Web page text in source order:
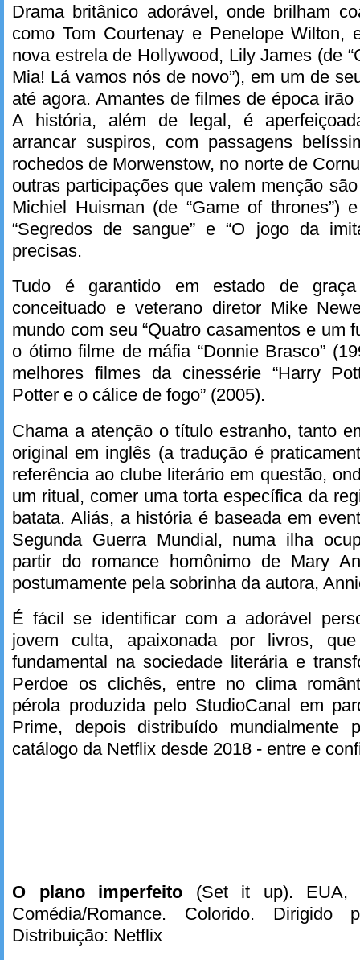
Drama britânico adorável, onde brilham
como Tom Courtenay e Penelope Wilton,
nova estrela de Hollywood, Lily James (de
Mia! Lá vamos nós de novo”), em um de
até agora. Amantes de filmes de época
A história, além de legal, é
arrancar suspiros, com passagens
rochedos de Morwenstow, no norte de
outras participações que valem menção
Michiel Huisman (de “Game of thrones”)
“Segredos de sangue” e “O jogo da
precisas.
Tudo é garantido em estado de
conceituado e veterano diretor Mike
mundo com seu “Quatro casamentos e um
o ótimo filme de máfia “Donnie Brasco”
melhores filmes da cinessérie “Harry
Potter e o cálice de fogo” (2005).
Chama a atenção o título estranho, tanto
original em inglês (a tradução é
referência ao clube literário em questão,
um ritual, comer uma torta específica da
batata. Aliás, a história é baseada em
Segunda Guerra Mundial, numa ilha
partir do romance homônimo de Mary
postumamente pela sobrinha da autora,
É fácil se identificar com a adorável
jovem culta, apaixonada por livros,
fundamental na sociedade literária e
Perdoe os clichês, entre no clima
pérola produzida pelo StudioCanal em
Prime, depois distribuído mundialmente
catálogo da Netflix desde 2018 - entre e
O plano imperfeito (Set it up). EUA,
Comédia/Romance. Colorido. Dirigido
Distribuição: Netflix